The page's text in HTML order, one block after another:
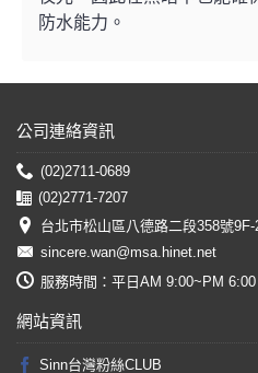
防水能力。
公司連絡資訊
(02)2711-0689
(02)2771-7207
台北市松山區八德路二段358號9F-
sincere.wan@msa.hinet.net
服務時間：平日AM 9:00~PM 6:00
網站資訊
Sinn台灣粉絲CLUB